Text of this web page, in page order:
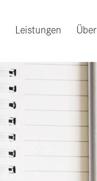
Leistungen